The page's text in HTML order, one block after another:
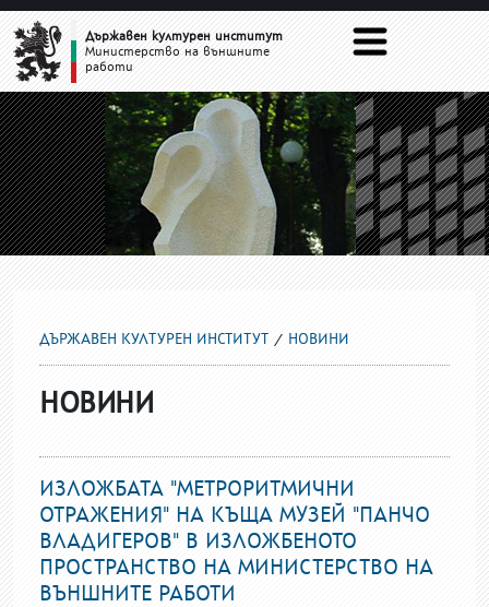
НОВИНИДържавен културен институт
Министерство на външните
работи
ДЪРЖАВЕН КУЛТУРЕН ИНСТИТУТ НОВИНИ
НОВИНИ
ИЗЛОЖБАТА "МЕТРОРИТМИЧНИ
ОТРАЖЕНИЯ" НА КЪЩА МУЗЕЙ "ПАНЧО
ВЛАДИГЕРОВ" В ИЗЛОЖБЕНОТО
ПРОСТРАНСТВО НА МИНИСТЕРСТВО НА
ВЪНШНИТЕ РАБОТИ